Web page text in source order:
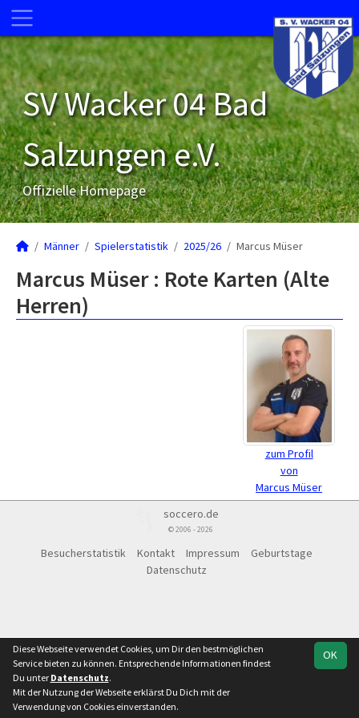
SV Wacker 04 Bad
Salzungen e.V.
Offizielle Homepage
Männer Spielerstatistik 2025/26 Marcus Müser
Marcus Müser : Rote Karten (Alte
Herren)
zum Profil
von
Marcus Müser
soccero.de
© 2006 - 2026
Besucherstatistik Kontakt Impressum
Geburtstage
Datenschutz
OK
Diese Webseite verwendet Cookies, um Dir den bestmöglichen
Service bieten zu können. Entsprechende Informationen findest
Du unter Datenschutz.
Mit der Nutzung der Webseite erklärst Du Dich mit der
Verwendung von Cookies einverstanden.